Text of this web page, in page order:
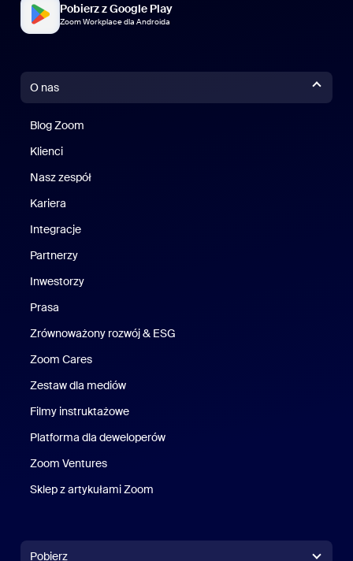
Pobierz z Google Play
Zoom Workplace dla Androida
O nas
Blog Zoom
Klienci
Nasz zespół
Kariera
Integracje
Partnerzy
Inwestorzy
Prasa
Zrównoważony rozwój & ESG
Zoom Cares
Zestaw dla mediów
Filmy instruktażowe
Platforma dla deweloperów
Zoom Ventures
Sklep z artykułami Zoom
Pobierz